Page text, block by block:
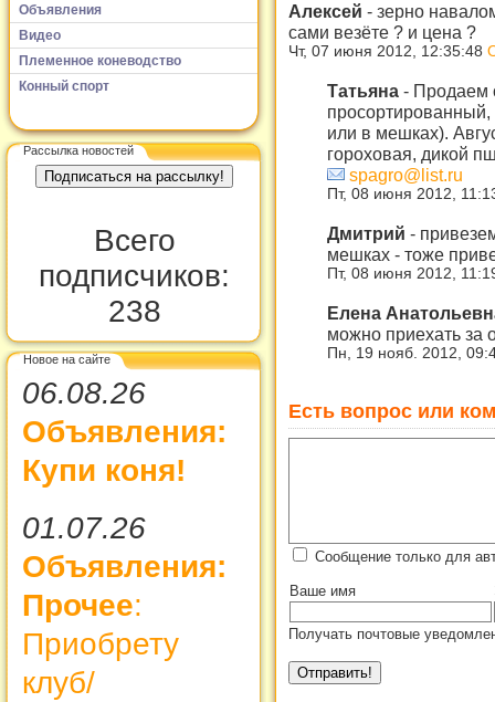
Объявления
Видео
Племенное коневодство
Конный спорт
Рассылка новостей
Всего
подписчиков:
238
Новое на сайте
06.08.26
Объявления:
Купи коня!
01.07.26
Объявления:
Прочее:
Приобрету
клуб/
Алексей - зерно
сами везёте ? и цена ?
Чт, 07 июня 2012, 12:35:48
Татьяна - Продаем
или в мешках).
гороховая, дикой
spagro@list.ru
Пт, 08 июня 2012,
Дмитрий -
мешках - тоже
Пт, 08 июня 2012,
Елена
можно приехать за
Пн, 19 нояб. 2012,
Есть вопрос или
Сообщение только для
Ваше имя
Получать почтовые